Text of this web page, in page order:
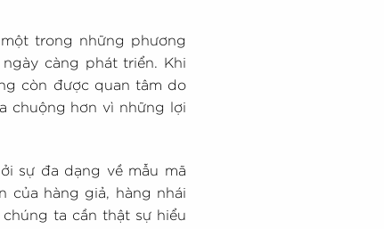
trong những phương
càng phát triển. Khi
còn được quan tâm do
chuộng hơn vì những lợi
sự đa dạng về mẫu mã
của hàng giả, hàng nhái
ta cần thật sự hiểu